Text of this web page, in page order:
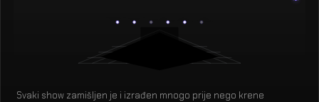
Svaki show zamišljen je i izrađen mnogo prije nego krene